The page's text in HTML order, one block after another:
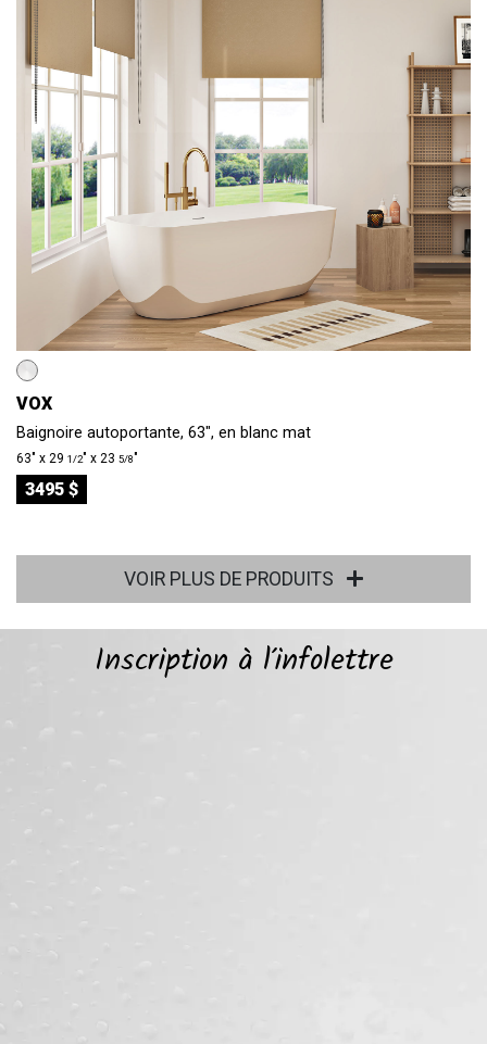
VOX
Baignoire autoportante, 63", en blanc mat
63″ x 29 1/2″ x 23 5/8″
3495 $
VOIR PLUS DE PRODUITS
Inscription à l’infolettre